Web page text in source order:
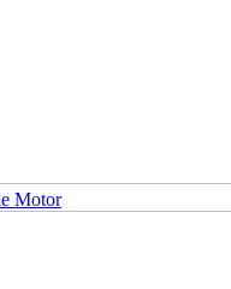
Motor